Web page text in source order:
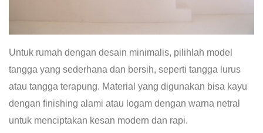
Untuk rumah dengan desain minimalis, pilihlah model
tangga yang sederhana dan bersih, seperti tangga lurus
atau tangga terapung. Material yang digunakan bisa kayu
dengan finishing alami atau logam dengan warna netral
untuk menciptakan kesan modern dan rapi.